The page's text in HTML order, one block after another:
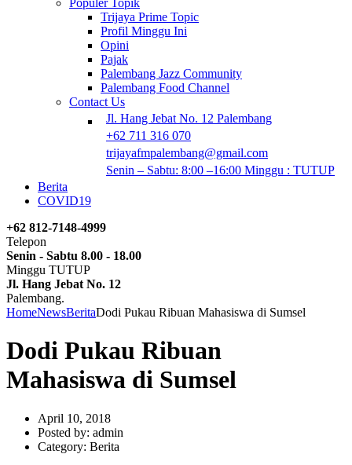
Populer Topik
Trijaya Prime Topic
Profil Minggu Ini
Opini
Pajak
Palembang Jazz Community
Palembang Food Channel
Contact Us
Jl. Hang Jebat No. 12 Palembang
+62 711 316 070
trijayafmpalembang@gmail.com
Senin – Sabtu: 8:00 –16:00 Minggu : TUTUP
Berita
COVID19
+62 812-7148-4999
Telepon
Senin - Sabtu 8.00 - 18.00
Minggu TUTUP
Jl. Hang Jebat No. 12
Palembang.
HomeNewsBeritaDodi Pukau Ribuan Mahasiswa di Sumsel
Dodi Pukau Ribuan
Mahasiswa di Sumsel
April 10, 2018
Posted by: admin
Category: Berita